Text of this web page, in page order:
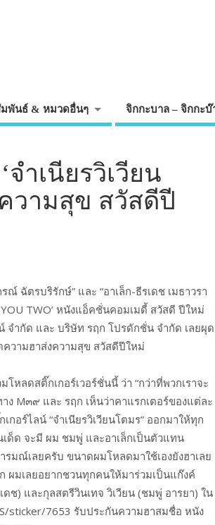
มพันธ์ & หมวดอื่นๆ จิกกะบาล – จิกกะ
ำเนียรวิเวียน
ความสุข สวัสดีปี
ณ์ ฉัตรบริรักษ์” และ “อาเล็ก-ธีรเดช เมธาวรา
TWO’ หนังแอ็คชั่นคอมเมดี้ สวัสดี ปีใหม่
จำกัด และ บริษัท รฤก โปรดักชั่น จำกัด เลยผุด
ความฮาส่งความสุข สวัสดีปีใหม่
ลดสติ๊กเกอร์เวอร์ชั่นนี้ ว่า “กว่าที่พวกเราจะ
ง M๓๙ และ รฤก เห็นว่าคาแรกเตอร์ของแต่ละ
กอร์ไลน์ “จำเนียรวิเวียนโตมร” ออกมาให้ทุก
ด็ด จะมี ผม ชมพู่ และอาเล็กเป็นตัวแทน
มณ์เลยครับ ขนาดผมโหลดมาใช้เองยังฮาเลย
ผมเลยอยากชวนทุกคนให้มาร่วมเป็นแก๊งค์
ช) และกุลสตรีวินเทจ วิเวียน (ชมพู่ อารยา) ใน
sticker/7653 รับประกันความฮาสมชื่อ หนัง